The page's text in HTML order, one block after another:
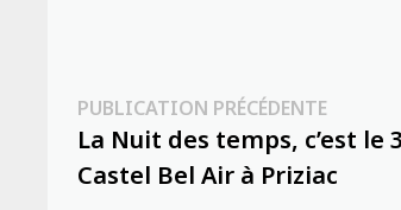
Navigation
de
PUBLICATION PRÉCÉDENTE
La Nuit des temps, c’est le
Castel Bel Air à Priziac